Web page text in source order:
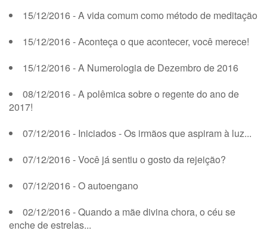
15/12/2016 - A vida comum como método de meditação
15/12/2016 - Aconteça o que acontecer, você merece!
15/12/2016 - A Numerologia de Dezembro de 2016
08/12/2016 - A polêmica sobre o regente do ano de
2017!
07/12/2016 - Iniciados - Os irmãos que aspiram à luz...
07/12/2016 - Você já sentiu o gosto da rejeição?
07/12/2016 - O autoengano
02/12/2016 - Quando a mãe divina chora, o céu se
enche de estrelas...